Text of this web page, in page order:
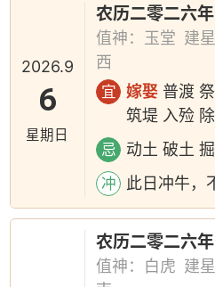
2026.9
6
星期日
农历二零二六
值神：玉堂 建
西
宜 嫁娶 普渡
筑堤 入殓
忌 动土 破土
冲 此日冲牛，
农历二零二六
值神：白虎 建